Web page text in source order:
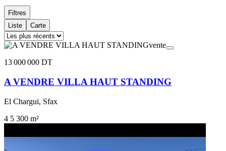
Filtres
Liste
Carte
vente
13 000 000 DT
A VENDRE VILLA HAUT STANDING
El Chargui, Sfax
4 5 300 m²